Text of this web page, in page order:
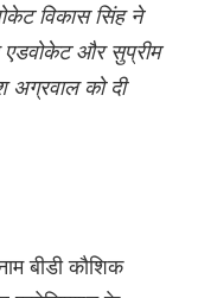
विकास सिंह ने
एडवोकेट और सुप्रीम
अग्रवाल को दी
बीडी कौशिक